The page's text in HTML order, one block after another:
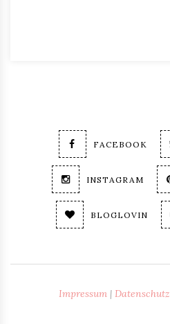
FACEBOOK
INSTAGRAM
BLOGLOVIN
Impressum | Datenschutz